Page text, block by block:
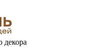
декора